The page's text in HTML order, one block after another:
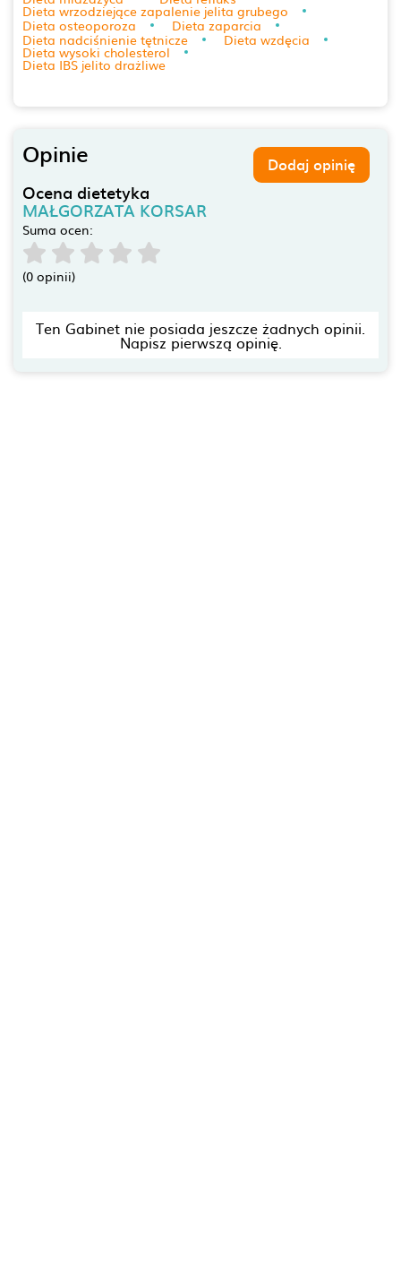
Dieta wrzodziejące zapalenie jelita grubego
Dieta osteoporoza
Dieta zaparcia
Dieta nadciśnienie tętnicze
Dieta wzdęcia
Dieta wysoki cholesterol
Dieta IBS jelito drażliwe
Opinie Dodaj opinię
Ocena dietetyka
MAŁGORZATA KORSAR
Suma ocen:
(0 opinii)
Ten Gabinet nie posiada jeszcze żadnych opinii.
Napisz pierwszą opinię.